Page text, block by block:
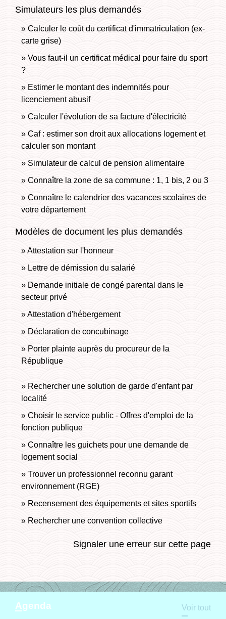
Simulateurs les plus demandés
Calculer le coût du certificat d'immatriculation (ex-
carte grise)
Vous faut-il un certificat médical pour faire du sport
?
Estimer le montant des indemnités pour
licenciement abusif
Calculer l'évolution de sa facture d'électricité
Caf : estimer son droit aux allocations logement et
calculer son montant
Simulateur de calcul de pension alimentaire
Connaître la zone de sa commune : 1, 1 bis, 2 ou 3
Connaître le calendrier des vacances scolaires de
votre département
Modèles de document les plus demandés
Attestation sur l'honneur
Lettre de démission du salarié
Demande initiale de congé parental dans le
secteur privé
Attestation d'hébergement
Déclaration de concubinage
Porter plainte auprès du procureur de la
République
Rechercher une solution de garde d'enfant par
localité
Choisir le service public - Offres d'emploi de la
fonction publique
Connaître les guichets pour une demande de
logement social
Trouver un professionnel reconnu garant
environnement (RGE)
Recensement des équipements et sites sportifs
Rechercher une convention collective
Signaler une erreur sur cette page
Agenda Voir tout